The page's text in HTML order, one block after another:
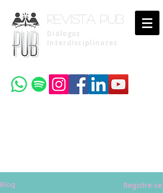
Revista pub
Diálogos
Interdisciplinares
Blog Registre-se